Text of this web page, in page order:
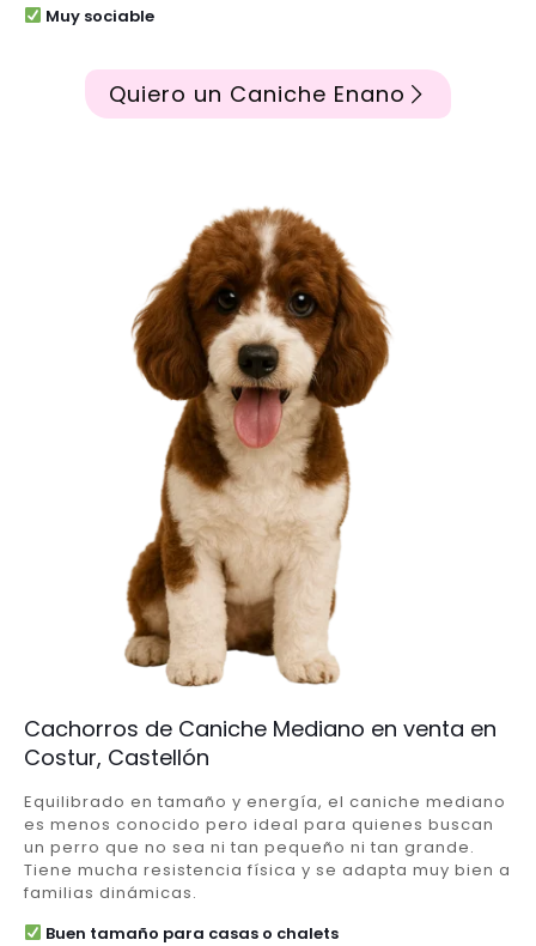
Muy sociable
Quiero un Caniche Enano
Cachorros de Caniche Mediano en venta en
Costur, Castellón
Equilibrado en tamaño y energía, el caniche mediano
es menos conocido pero ideal para quienes buscan
un perro que no sea ni tan pequeño ni tan grande.
Tiene mucha resistencia física y se adapta muy bien a
familias dinámicas.
Buen tamaño para casas o chalets